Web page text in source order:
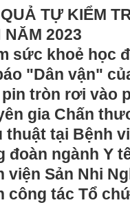
TỰ KIỂM
NĂM 2023
sức khoẻ học
"Dân vận"
pin tròn rơi vào
gia Chấn
thuật tại Bệnh
đoàn ngành Y
viện Sản Nhi
công tác Tổ